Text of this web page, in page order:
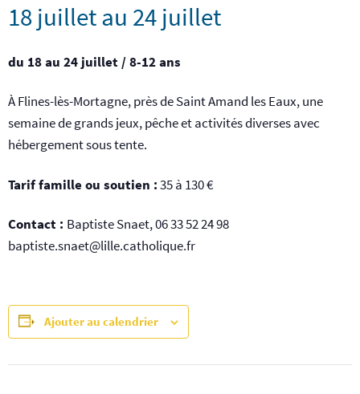
18 juilletau 24 juillet
du 18 au 24 juillet / 8-12 ans
À Flines-lès-Mortagne, près de Saint Amand les Eaux, une
semaine de grands jeux, pêche et activités diverses avec
hébergement sous tente.
Tarif famille ou soutien :35 à 130 €
Contact : Baptiste Snaet, 06 33 52 24 98
baptiste.snaet@lille.catholique.fr
Ajouter au calendrier